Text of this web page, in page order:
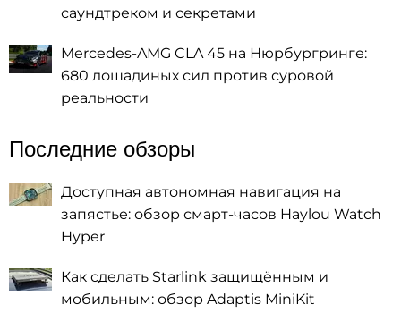
саундтреком и секретами
Mercedes-AMG CLA 45 на Нюрбургринге:
680 лошадиных сил против суровой
реальности
Последние обзоры
Доступная автономная навигация на
запястье: обзор смарт-часов Haylou Watch
Hyper
Как сделать Starlink защищённым и
мобильным: обзор Adaptis MiniKit